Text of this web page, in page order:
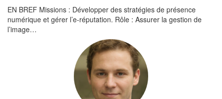
EN BREF Missions : Développer des stratégies de présence
numérique et gérer l’e-réputation. Rôle : Assurer la gestion de
l’image…